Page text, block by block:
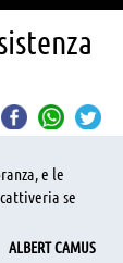
e le
se
ALBERT CAMUS